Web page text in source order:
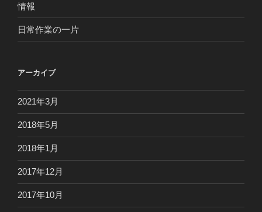
情報
日常作業の一片
アーカイブ
2021年3月
2018年5月
2018年1月
2017年12月
2017年10月